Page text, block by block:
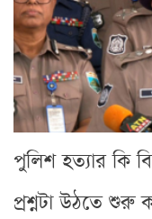
পুলিশ হত্যার কি
প্রশ্নটা উঠতে শুরু